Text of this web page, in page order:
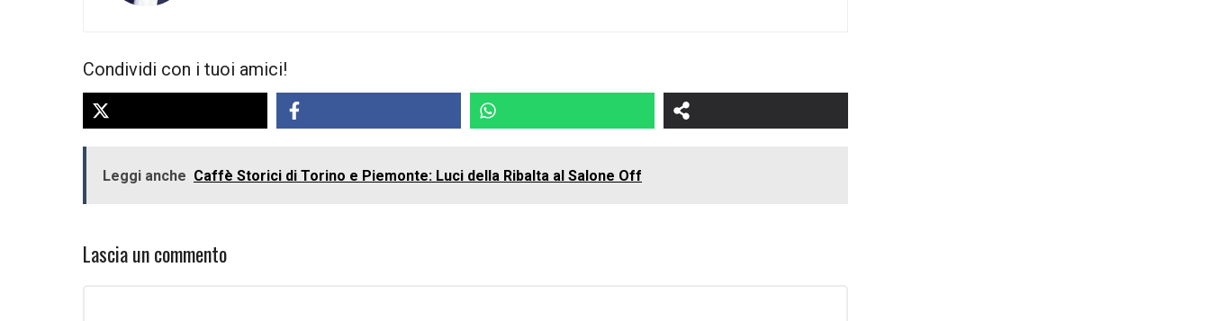
Condividi con i tuoi amici!
Leggi anche Caffè Storici di Torino e Piemonte: Luci della Ribalta al Salone Off
Lascia un commento